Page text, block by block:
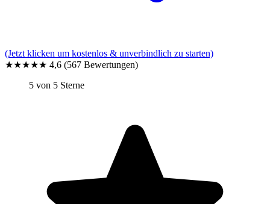
(Jetzt klicken um kostenlos & unverbindlich zu starten)
★★★★★ 4,6 (567 Bewertungen)
5 von 5 Sterne